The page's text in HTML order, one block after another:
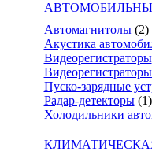
Автомагнитолы (2)
Акустика
Видеорегистраторы
Пуско-зарядные
Радар-детекторы (1)
Холодильники